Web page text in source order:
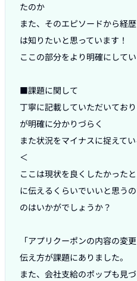
たのか
また、そのエピソードから経
は知りたいと思っています！
ここの部分をより明確にして
■課題に関して
丁寧に記載していただいてお
が明確に分かりづらく
また状況をマイナスに捉えて
＜
ここは現状を良くしたかった
に伝えるくらいでいいと思う
のはいかがでしょうか？
「アプリクーポンの内容の変
伝え方が課題にありました。
また、会社支給のポップも見